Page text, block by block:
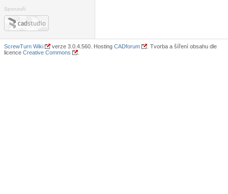
Sponzoři:
ScrewTurn Wiki verze 3.0.4.560. Hosting CADforum
. Tvorba a šíření obsahu dle
licence Creative Commons